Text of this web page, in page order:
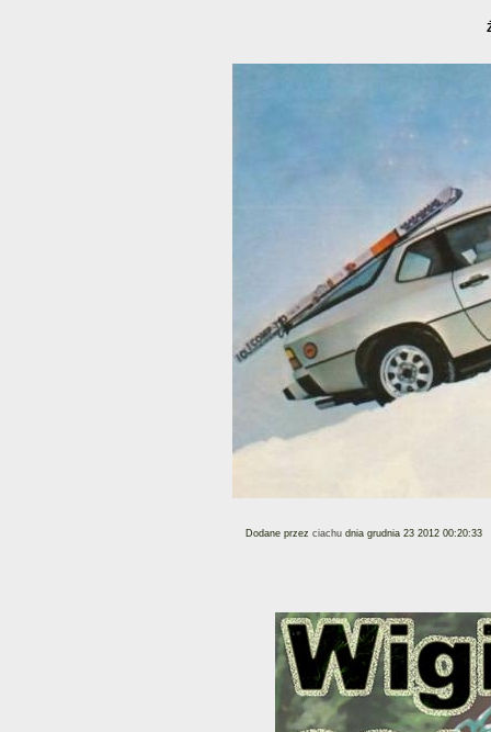
Dodane przez ciachu dnia grudnia 23 2012 00:20:33